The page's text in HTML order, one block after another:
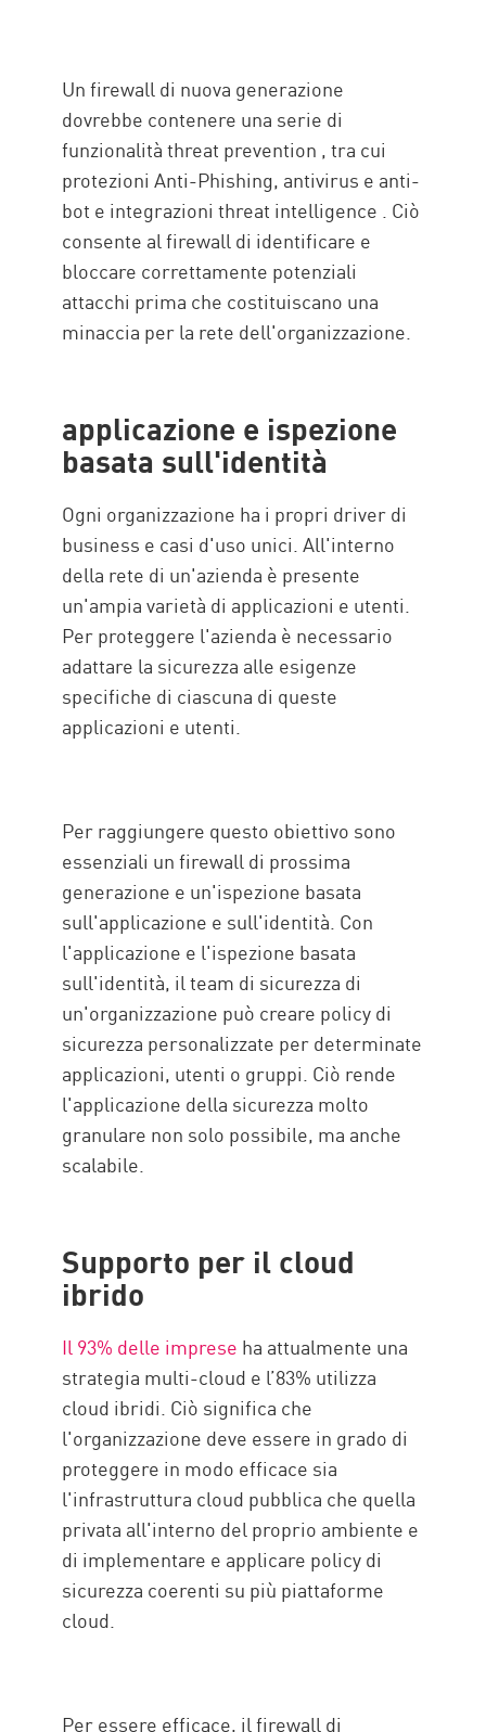
Un firewall di nuova generazione
dovrebbe contenere una serie di
funzionalità threat prevention , tra cui
protezioni Anti-Phishing, antivirus e anti-
bot e integrazioni threat intelligence . Ciò
consente al firewall di identificare e
bloccare correttamente potenziali
attacchi prima che costituiscano una
minaccia per la rete dell'organizzazione.
applicazione e ispezione
basata sull'identità
Ogni organizzazione ha i propri driver di
business e casi d'uso unici. All'interno
della rete di un'azienda è presente
un'ampia varietà di applicazioni e utenti.
Per proteggere l'azienda è necessario
adattare la sicurezza alle esigenze
specifiche di ciascuna di queste
applicazioni e utenti.
Per raggiungere questo obiettivo sono
essenziali un firewall di prossima
generazione e un'ispezione basata
sull'applicazione e sull'identità. Con
l'applicazione e l'ispezione basata
sull'identità, il team di sicurezza di
un'organizzazione può creare policy di
sicurezza personalizzate per determinate
applicazioni, utenti o gruppi. Ciò rende
l'applicazione della sicurezza molto
granulare non solo possibile, ma anche
scalabile.
Supporto per il cloud
ibrido
Il 93% delle imprese ha attualmente una
strategia multi-cloud e l’83% utilizza
cloud ibridi. Ciò significa che
l'organizzazione deve essere in grado di
proteggere in modo efficace sia
l'infrastruttura cloud pubblica che quella
privata all'interno del proprio ambiente e
di implementare e applicare policy di
sicurezza coerenti su più piattaforme
cloud.
Per essere efficace, il firewall di